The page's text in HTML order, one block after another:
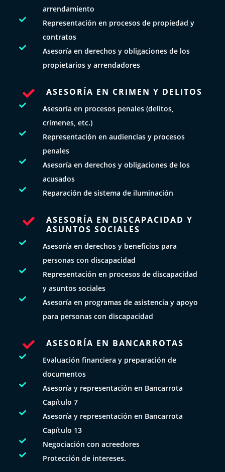
arrendamiento

Representación en procesos de propiedad y
contratos

Asesoría en derechos y obligaciones de los
propietarios y arrendadores
 ASESORÍA EN CRIMEN Y DELITOS

Asesoría en procesos penales (delitos,
crímenes, etc.)

Representación en audiencias y procesos
penales

Asesoría en derechos y obligaciones de los
acusados
 Reparación de sistema de iluminación

ASESORÍA EN DISCAPACIDAD Y
ASUNTOS SOCIALES

Asesoría en derechos y beneficios para
personas con discapacidad

Representación en procesos de discapacidad
y asuntos sociales

Asesoría en programas de asistencia y apoyo
para personas con discapacidad
 ASESORÍA EN BANCARROTAS

Evaluación financiera y preparación de
documentos

Asesoría y representación en Bancarrota
Capítulo 7

Asesoría y representación en Bancarrota
Capítulo 13
 Negociación con acreedores
 Protección de intereses.